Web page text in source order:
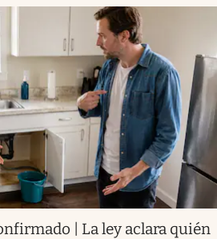
| La ley aclara quién